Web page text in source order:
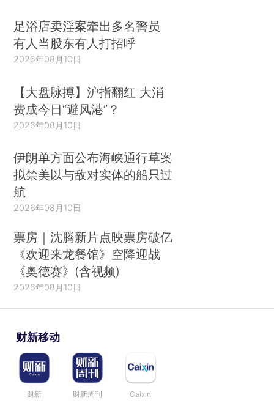
足浴店卖淫案牵出多名警员
有人当股东有人打招呼
2026年08月10日
【大盘脉搏】沪指翻红 大消
费成今日“避风港”？
2026年08月10日
伊朗单方面公布海峡通行草案
拟禁美以与敌对实体的船只过
航
2026年08月10日
票房｜沈腾新片点映票房破亿
《欢迎来龙餐馆》空降迎战
《奥德赛》(含视频)
2026年08月10日
财新移动
财新 财新周刊 Caixin